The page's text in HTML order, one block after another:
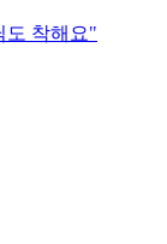
도 착해요"